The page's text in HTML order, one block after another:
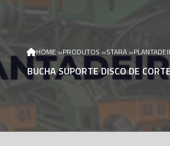
HOME »PRODUTOS »STARA »
BUCHA SUPORTE DISCO DE